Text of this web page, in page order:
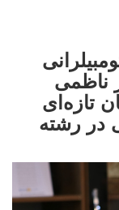
ناظمی
تازه‌ای
در رشته